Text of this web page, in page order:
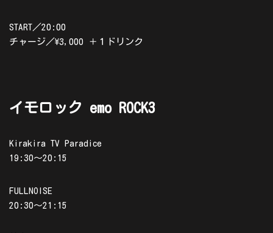
START／20:00
チャージ／\3,000 ＋１ドリンク
イモロック emo ROCK3
Kirakira TV Paradice
19:30～20:15
FULLNOISE
20:30～21:15